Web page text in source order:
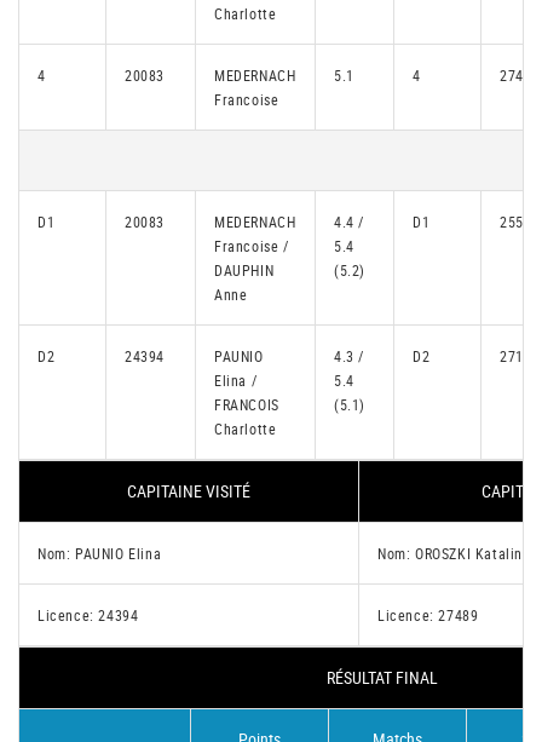
Charlotte
4 20083
MEDERNACH
Francoise
5.1 4 27489
D1 20083
MEDERNACH
Francoise /
DAUPHIN
Anne
4.4 /
5.4
(5.2)
D1 25541
D2 24394
PAUNIO
Elina /
FRANCOIS
Charlotte
4.3 /
5.4
(5.1)
D2 27187
CAPITAINE VISITÉ
Nom: PAUNIO Elina Nom: OROSZKI Katalin
Licence: 24394 Licence: 27489
RÉSULTAT FINAL